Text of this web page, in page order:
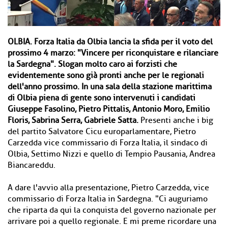
OLBIA. Forza Italia da Olbia lancia la sfida per il voto del
prossimo 4 marzo: "Vincere per riconquistare e rilanciare
la Sardegna". Slogan molto caro ai forzisti che
evidentemente sono già pronti anche per le regionali
dell'anno prossimo. In una sala della stazione marittima
di Olbia piena di gente sono intervenuti i candidati
Giuseppe Fasolino, Pietro Pittalis, Antonio Moro, Emilio
Floris, Sabrina Serra, Gabriele Satta. Presenti anche i big
del partito Salvatore Cicu europarlamentare, Pietro
Carzedda vice commissario di Forza Italia, il sindaco di
Olbia, Settimo Nizzi e quello di Tempio Pausania, Andrea
Biancareddu.
A dare l'avvio alla presentazione, Pietro Carzedda, vice
commissario di Forza Italia in Sardegna. "Ci auguriamo
che riparta da qui la conquista del governo nazionale per
arrivare poi a quello regionale. E mi preme ricordare una